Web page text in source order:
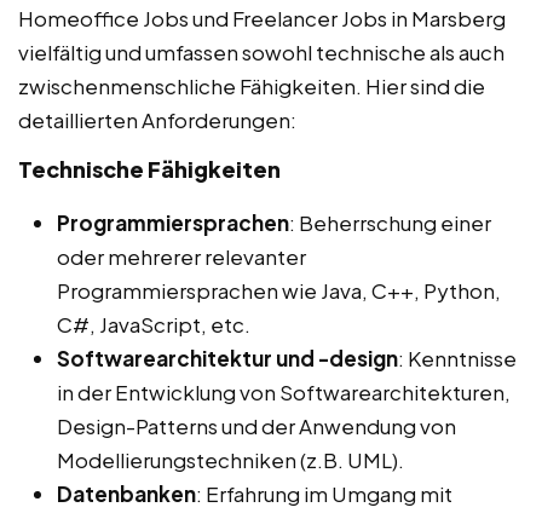
Homeoffice Jobs und Freelancer Jobs in Marsberg
vielfältig und umfassen sowohl technische als auch
zwischenmenschliche Fähigkeiten. Hier sind die
detaillierten Anforderungen:
Technische Fähigkeiten
Programmiersprachen: Beherrschung einer
oder mehrerer relevanter
Programmiersprachen wie Java, C++, Python,
C#, JavaScript, etc.
Softwarearchitektur und -design: Kenntnisse
in der Entwicklung von Softwarearchitekturen,
Design-Patterns und der Anwendung von
Modellierungstechniken (z.B. UML).
Datenbanken: Erfahrung im Umgang mit